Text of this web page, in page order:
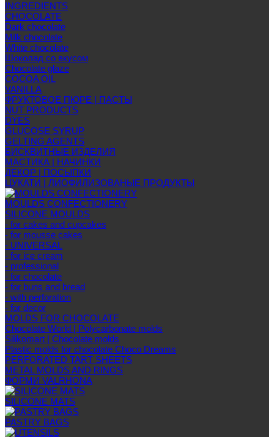
INGREDIENTS
CHOCOLATE
Dark chocolate
Milk chocolate
White chocolate
Шоколад со вкусом
Chocolate glaze
COCOA OIL
VANILLA
ФРУКТОВОЕ ПЮРЕ | ПАСТЫ
NUT PRODUCTS
DYES
GLUCOSE SYRUP
GELTING AGENTS
БИСКВИТНЫЕ ИЗДЕЛИЯ
МАСТИКА | НАЧИНКИ
ДЕКОР | ПОСЫПКИ
ЦУКАТИ | ЛИОФИЛИЗОВАНЫЕ ПРОДУКТЫ
MOULDS CONFECTIONERY
SILICONE MOULDS
- for cakes and cupcakes
- for mousse cakes
- UNIVERSAL
- for ice cream
- professional
- for chocolate
- for buns and bread
- with perforation
- for decor
MOLDS FOR CHOCOLATE
Chocolate World | Polycarbonate molds
Silikomart | Chocolate molds
Plastic molds for chocolate Choco Dreams
PERFORATED TART SHEETS
METAL MOLDS AND RINGS
ФОРМИ VALRHONA
SILICONE MATS
PASTRY BAGS